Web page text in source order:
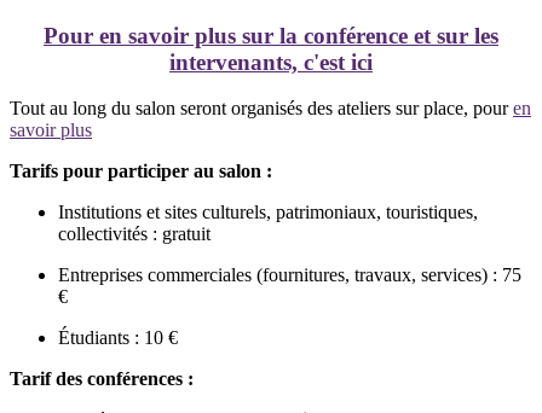
Pour en savoir plus sur la conférence et sur les
intervenants, c'est ici
Tout au long du salon seront organisés des ateliers sur place, pouren
savoir plus
Tarifs pour participer au salon :
Institutions et sites culturels, patrimoniaux, touristiques,
collectivités : gratuit
Entreprises commerciales (fournitures, travaux, services) : 75
€
Étudiants : 10 €
Tarif des conférences :